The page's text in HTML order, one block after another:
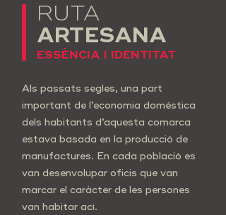
RUTA
ARTESANA
ESSÈNCIA I IDENTITAT
Als passats segles, una part
important de l’economia domèstica
dels habitants d’aquesta comarca
estava basada en la producció de
manufactures. En cada població es
van desenvolupar oficis que van
marcar el caràcter de les persones
van habitar ací.